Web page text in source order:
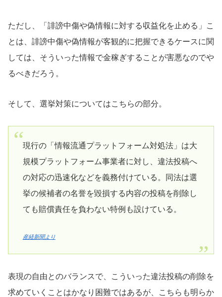
ただし、「誹謗中傷や偽情報に対する収益化を止める」こ
とは、誹謗中傷や偽情報が客観的に把握できるケースに関
しては、そういった情報で金稼ぎすることが害悪なのでや
るべきだろう。
そして、選挙対策についてはこちらの部分。
現行の「情報流通プラットフォーム対処法」は大
規模プラットフォーム事業者に対し、違法投稿へ
の対応の迅速化などを義務付けている。同法は選
挙の候補者の名誉を毀損する内容の投稿を削除し
ても賠償責任を負わない特例も設けている。
産経新聞より
表現の自由とのバランスで、こういった違法投稿の削除を
求めていくことはかなり困難ではあるが、こちらも明らか